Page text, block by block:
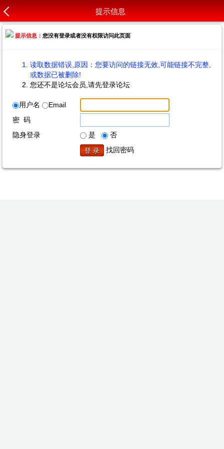
提示信息
提示信息：您没有登录或者没有权限访问此页面
读取数据错误,原因：您要访问的链接无效,可能链接不完整,
或数据已被删除!
您还不是论坛会员,请先登录论坛
用户名
Email
密 码
隐身登录
是
否
找回密码